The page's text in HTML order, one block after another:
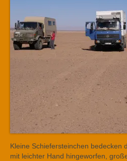
Kleine Schiefersteinchen bedecken
mit leichter Hand hingeworfen,